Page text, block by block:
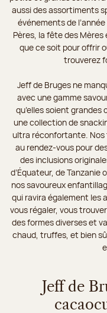
aussi des assortiments
événements de
Pères, la fête des Mères
que ce soit pour offrir
trouverez
Jeff de Bruges ne
avec une gamme
qu’elles soient
une collection de
ultra réconfortante.
au rendez-vous pour
des inclusions
d’Équateur, de Tanzanie
nos savoureux
qui ravira également les
vous régaler, vous
des formes diverses et
chaud, truffes, et bien
Jeff de